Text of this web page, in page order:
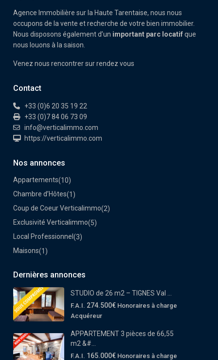
Agence Immobilière sur la Haute Tarentaise, nous nous
occupons de la vente et recherche de votre bien immobilier.
Nous disposons également d’un important parc locatifque
nous louons à la saison.
Venez nous rencontrer sur rendez vous
Contact
+33 (0)6 20 35 19 22
+33 (0)7 84 06 73 09
info@verticalimmo.com
https://verticalimmo.com
Nos annonces
Appartements(10)
Chambre d’Hôtes(1)
Coup de Coeur Verticalimmo(2)
Exclusivité Verticalimmo(5)
Local Professionnel (3)
Maisons(1)
Dernières annonces
STUDIO de 26 m2 – TIGNES Val ...
F.A.I. 274.500€ Honoraires à charge
Acquéreur
APPARTEMENT 3 pièces de 66,55
m2 &#...
F.A.I. 165.000€ Honoraires à charge